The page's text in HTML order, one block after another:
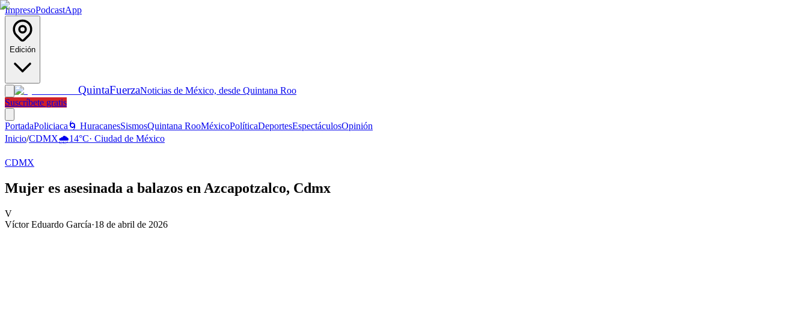
ImpresoPodcastApp
Edición
QuintaFuerzaNoticias de México, desde Quintana Roo
Suscríbete gratis
PortadaPoliciaca 🌀 HuracanesSismosQuintana RooMéxicoPolíticaDeportesEspectáculosOpinión
Inicio/CDMX🌧️14°C· Ciudad de México
CDMX
Mujer es asesinada a balazos en Azcapotzalco, Cdmx
V
Víctor Eduardo García·18 de abril de 2026